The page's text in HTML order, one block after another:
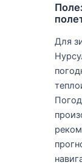
Для